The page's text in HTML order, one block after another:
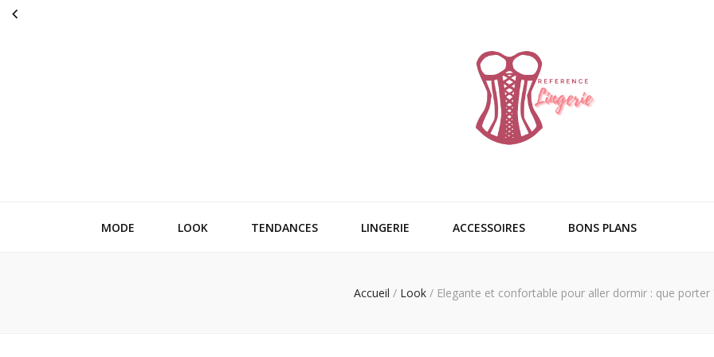
MODE LOOK TENDANCES LINGERIE ACCESSOIRES BONS PLANS
Accueil / Look / Elegante et confortable pour aller dormir : que porter